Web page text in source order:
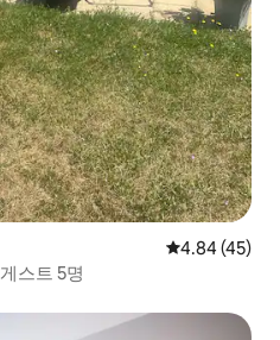
평점 4.84점(5
4.84 (45)
침실 3개 홀리데이 샬레 임대 게스트 5명